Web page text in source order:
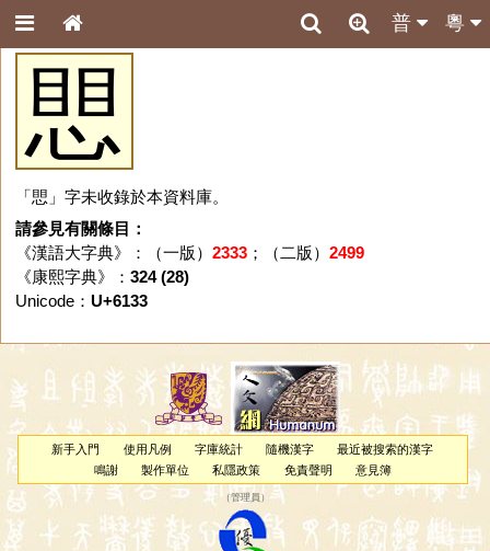
粵
普
愳
「愳」字未收錄於本資料庫。
請參見有關條目：
《漢語大字典》：（一版） 2333；（二版） 2499
《康熙字典》： 324 (28)
Unicode： U+6133
新手入門 使用凡例 字庫統計 隨機漢字
最近被搜索的漢字
鳴謝
製作單位 私隱政策 免責聲明 意見簿
（管理員 ）